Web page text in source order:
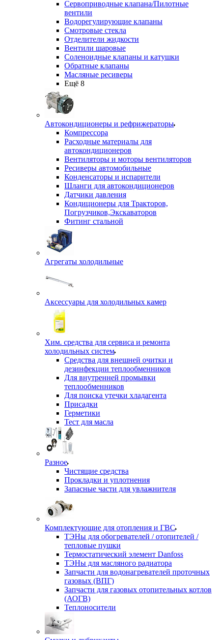
Сервоприводные клапана/Пилотные
вентили
Водорегулирующие клапаны
Смотровые стекла
Отделители жидкости
Вентили шаровые
Соленоидные клапаны и катушки
Обратные клапаны
Масляные ресиверы
Ещё 8
Автокондиционеры и рефрижераторы
Компрессора
Расходные материалы для
автокондиционеров
Вентиляторы и моторы вентиляторов
Ресиверы автомобильные
Конденсаторы и испарители
Шланги для автокондиционеров
Датчики давления
Кондиционеры для Тракторов,
Погрузчиков,Экскаваторов
Фитинг стальной
Агрегаты холодильные
Аксессуары для холодильных камер
Хим. средства для сервиса и ремонта
холодильных систем
Средства для внешней очитки и
дезинфекции теплообменников
Для внутренней промывки
теплообменников
Для поиска утечки хладагента
Присадки
Герметики
Тест для масла
Разное
Чистящие средства
Прокладки и уплотнения
Запасные части для увлажнителя
Комплектующие для отопления и ГВС
ТЭНы для обогревателей / отопителей /
тепловые пушки
Термостатический элемент Danfoss
ТЭНы для масляного радиатора
Запчасти для водонагревателей проточных
газовых (ВПГ)
Запчасти для газовых отопительных котлов
(АОГВ)
Теплоносители